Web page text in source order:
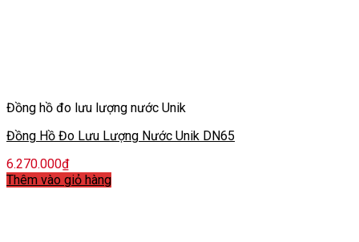
Đồng hồ đo lưu lượng nước Unik
Đồng Hồ Đo Lưu Lượng Nước Unik DN65
6.270.000₫
Thêm vào giỏ hàng